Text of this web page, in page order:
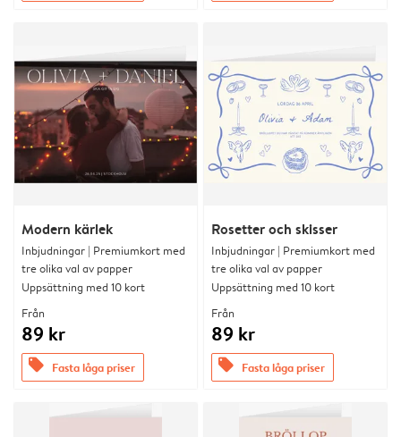
Modern kärlek
Inbjudningar | Premiumkort med
tre olika val av papper
Uppsättning med 10 kort
Från
89 kr
offers Fasta låga priser
Rosetter och skisser
Inbjudningar | Premiumkort med
tre olika val av papper
Uppsättning med 10 kort
Från
89 kr
offers Fasta låga priser